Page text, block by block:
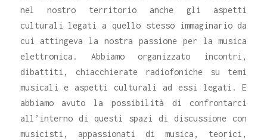
nel nostro territorio anche gli aspetti
culturali legati a quello stesso immaginario da
cui attingeva la nostra passione per la musica
elettronica. Abbiamo organizzato incontri,
dibattiti, chiacchierate radiofoniche su temi
musicali e aspetti culturali ad essi legati. E
abbiamo avuto la possibilità di confrontarci
all’interno di questi spazi di discussione con
musicisti, appassionati di musica, teorici,